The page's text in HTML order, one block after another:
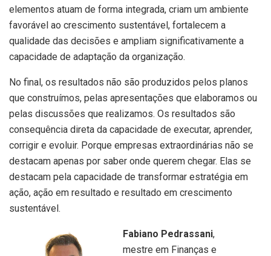
elementos atuam de forma integrada, criam um ambiente
favorável ao crescimento sustentável, fortalecem a
qualidade das decisões e ampliam significativamente a
capacidade de adaptação da organização.
No final, os resultados não são produzidos pelos planos
que construímos, pelas apresentações que elaboramos ou
pelas discussões que realizamos. Os resultados são
consequência direta da capacidade de executar, aprender,
corrigir e evoluir. Porque empresas extraordinárias não se
destacam apenas por saber onde querem chegar. Elas se
destacam pela capacidade de transformar estratégia em
ação, ação em resultado e resultado em crescimento
sustentável.
Fabiano Pedrassani,
mestre em Finanças e